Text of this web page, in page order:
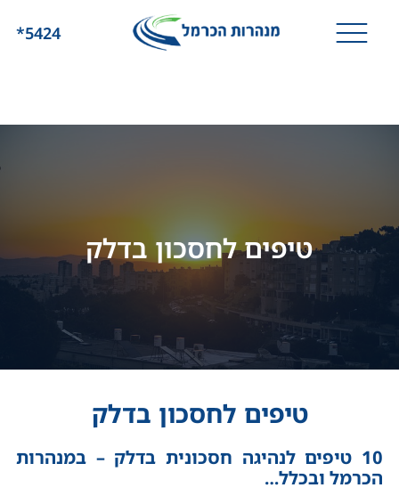
*5424
טיפים לחסכון בדלק
טיפים לחסכון בדלק
10 טיפים לנהיגה חסכונית בדלק – במנהרות
הכרמל ובכלל…